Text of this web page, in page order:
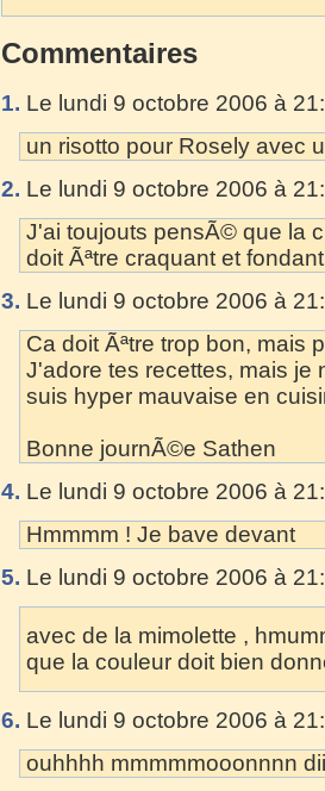
Commentaires
1. Le lundi 9 octobre 2006 à
un risotto pour Rosely avec
2. Le lundi 9 octobre 2006 à
J'ai toujouts pensÃ© que la
doit Ãªtre craquant et
3. Le lundi 9 octobre 2006 à
Ca doit Ãªtre trop bon, mais
J'adore tes recettes, mais je
suis hyper mauvaise en
Bonne journÃ©e Sathen
4. Le lundi 9 octobre 2006 à
Hmmmm ! Je bave devant
5. Le lundi 9 octobre 2006 à
avec de la mimolette ,
que la couleur doit bien
6. Le lundi 9 octobre 2006 à
ouhhhh mmmmmooonnnn